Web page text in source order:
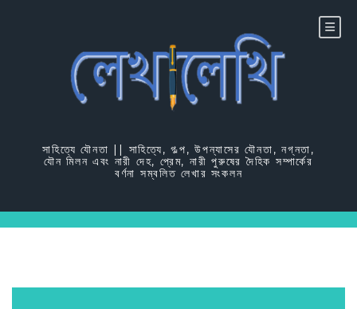
সাহিত্যে যৌনতা || সাহিত্যে, গল্প, উপন্যাসের যৌনতা, নগ্নতা,
যৌন মিলন এবং নারী দেহ, প্রেম, নারী পুরুষের দৈহিক সম্পার্কের
বর্ণনা সম্বলিত লেখার সংকলন